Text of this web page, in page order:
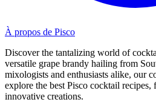
À propos de Pisco
Discover the tantalizing world of
versatile grape brandy hailing from
mixologists and enthusiasts alike, our
explore the best Pisco cocktail recipes,
innovative creations.